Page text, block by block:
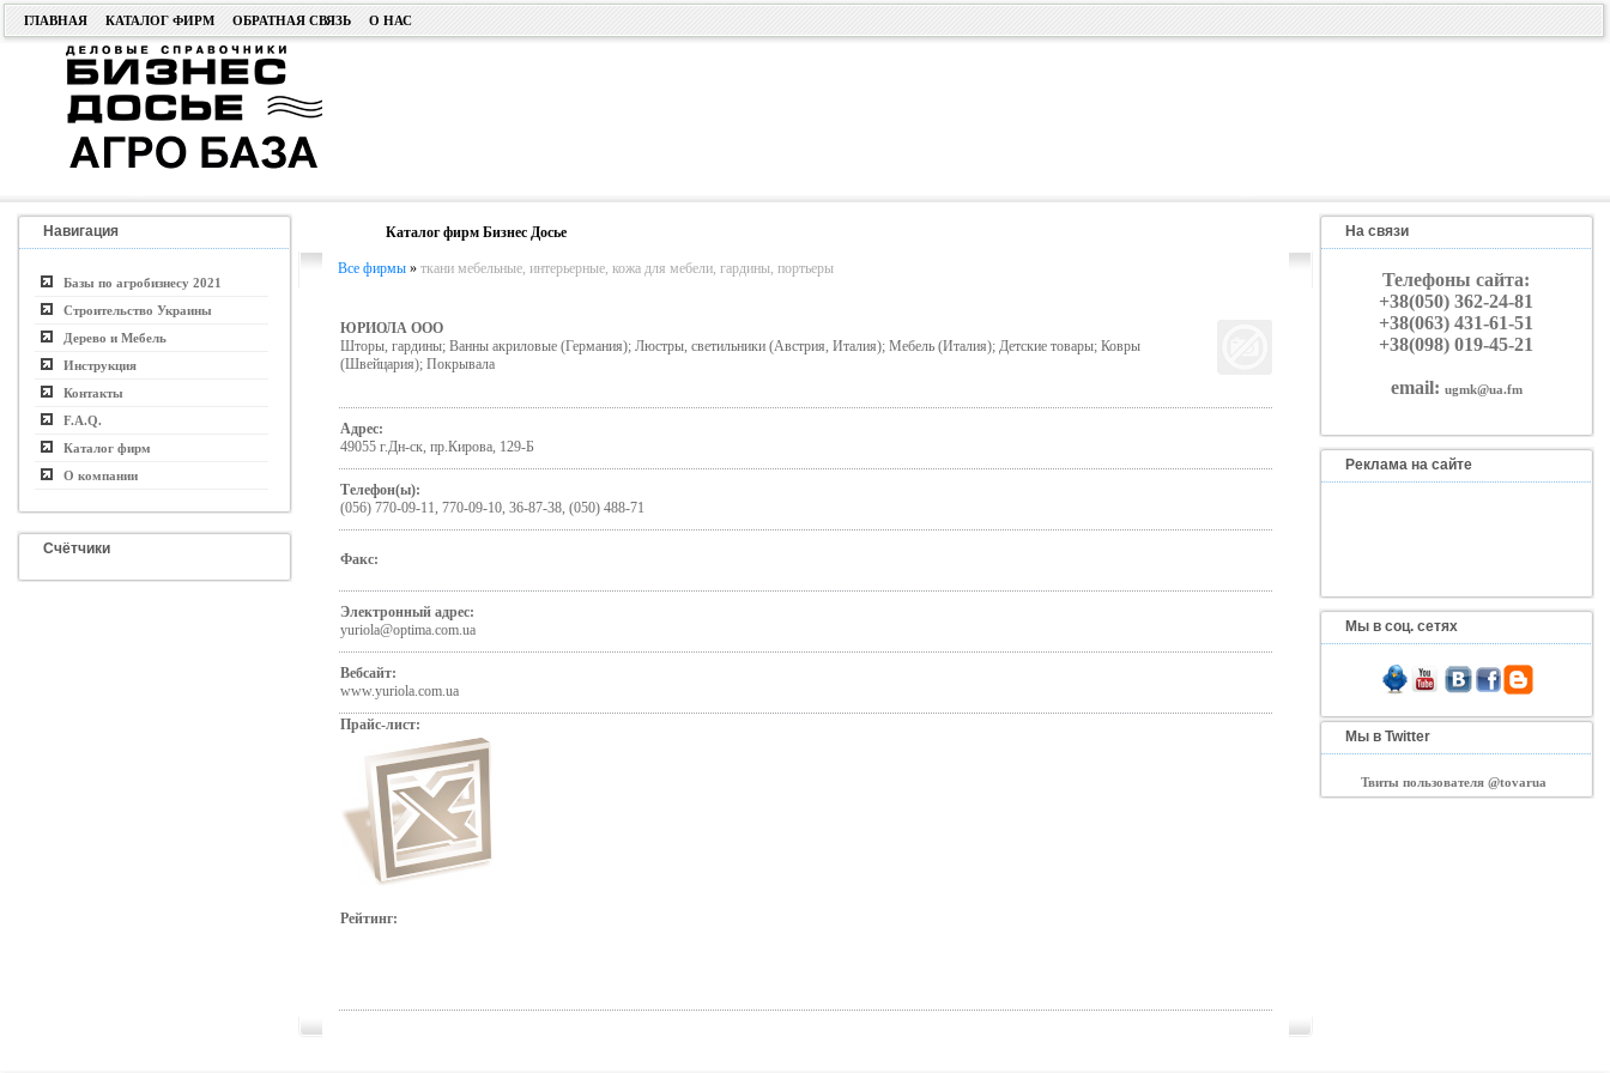
ГЛАВНАЯ КАТАЛОГ ФИРМ ОБРАТНАЯ СВЯЗЬ О НАС
Навигация
Базы по агробизнесу 2021
Строительство Украины
Дерево и Мебель
Инструкция
Контакты
F.A.Q.
Каталог фирм
О компании
Счётчики
Каталог фирм Бизнес Досье
Все фирмы» ткани мебельные, интерьерные, кожа для мебели, гардины, портьеры
ЮРИОЛА ООО
Шторы, гардины; Ванны акриловые (Германия); Люстры, светильники (Австрия, Италия); Мебель (Италия); Детские товары; Ковры
(Швейцария); Покрывала
Адрес:
49055 г.Дн-ск, пр.Кирова, 129-Б
Телефон(ы):
(056) 770-09-11, 770-09-10, 36-87-38, (050) 488-71
Факс:
Электронный адрес:
yuriola@optima.com.ua
Вебсайт:
www.yuriola.com.ua
Прайс-лист:
Рейтинг:
На связи
Телефоны сайта:
+38(050) 362-24-81
+38(063) 431-61-51
+38(098) 019-45-21
email: ugmk@ua.fm
Реклама на сайте
Мы в соц. сетях
Мы в Twitter
Твиты пользователя @tovarua